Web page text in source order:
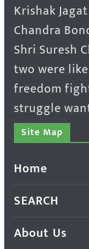
Krishak
Chandra
Shri Suresh
two were
freedom
struggle
Site Map
Home
SEARCH
About Us